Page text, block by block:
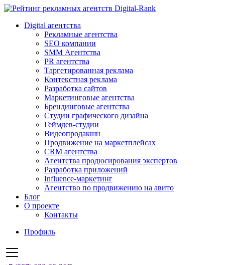
Digital-Rank
Digital агентства
Рекламные агентства
SEO компании
SMM Агентства
PR агентства
Таргетированная реклама
Контекстная реклама
Разработка сайтов
Маркетинговые агентства
Брендинговые агентства
Студии графического дизайна
Геймдев-студии
Видеопродакшн
Продвижение на маркетплейсах
CRM агентства
Агентства продюсирования экспертов
Разработка приложений
Influence-маркетинг
Агентство по продвижению на авито
Блог
О проекте
Контакты
Профиль